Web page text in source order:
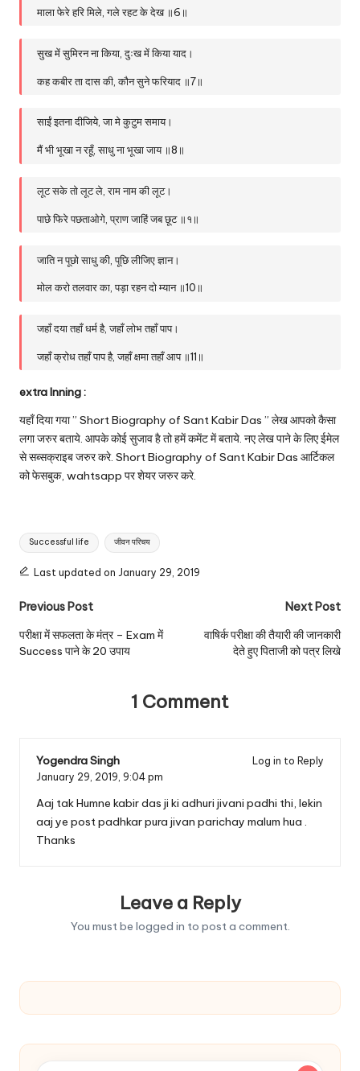
माला फेरे हरि मिले, गले रहट के देख ॥6॥
सुख में सुमिरन ना किया, दुःख में किया याद।
कह कबीर ता दास की, कौन सुने फरियाद ॥7॥
साईं इतना दीजिये, जा मे कुटुम समाय।
मैं भी भूखा न रहूँ, साधु ना भूखा जाय ॥8॥
लूट सके तो लूट ले, राम नाम की लूट।
पाछे फिरे पछताओगे, प्राण जाहिं जब छूट ॥१॥
जाति न पूछो साधु की, पूछि लीजिए ज्ञान।
मोल करो तलवार का, पड़ा रहन दो म्यान ॥10॥
जहाँ दया तहाँ धर्म है, जहाँ लोभ तहाँ पाप।
जहाँ क्रोध तहाँ पाप है, जहाँ क्षमा तहाँ आप ॥11॥
extra Inning :
यहाँ दिया गया ” Short Biography of Sant Kabir Das ” लेख आपको कैसा
लगा जरुर बताये. आपके कोई सुजाव है तो हमें कमेंट में बताये. नए लेख पाने के लिए ईमेल
से सब्सक्राइब जरुर करे. Short Biography of Sant Kabir Das आर्टिकल
को फेसबुक, wahtsapp पर शेयर जरुर करे.
Tags:
Successful life जीवन परिचय
Last updated on January 29, 2019
Post
navigation
Previous Post
परीक्षा में सफलता के मंत्र – Exam में
Success पाने के 20 उपाय
Next Post
वाषिर्क परीक्षा की तैयारी की जानकारी
देते हुए पिताजी को पत्र लिखे
1 Comment
Yogendra Singh
Log in to Reply
January 29, 2019, 9:04 pm
Aaj tak Humne kabir das ji ki adhuri jivani padhi thi, lekin
aaj ye post padhkar pura jivan parichay malum hua .
Thanks
Leave a Reply
You must be logged in to post a comment.